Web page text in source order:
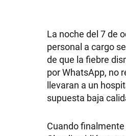
La noche del 7 de
personal a cargo
de que la fiebre
por WhatsApp, no
llevaran a un
supuesta baja
Cuando